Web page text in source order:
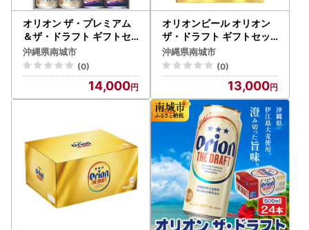
オリオン ザ・プレミアム
＆ザ・ドラフト ギフトセ
ット各6本 (350ml缶×12
本)
沖縄県南城市
(0)
14,000
オリオンビール オリオン
ザ・ドラフト ギフトセッ
ト(350ml×12本)
沖縄県南城市
(0)
13,000